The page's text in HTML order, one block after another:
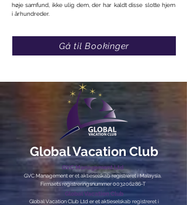
høje samfund, ikke ulig dem, der har kaldt disse slotte hjem
i århundreder.
Gå til Bookinger
Global Vacation Club
GVC Management Ltd
GVC Management er et aktieselskab registreret i Malaysia.
Firmaets registreringsnummer 003206286-T
Global Vacation Club
Global Vacation Club Ltd er et aktieselskab registreret i